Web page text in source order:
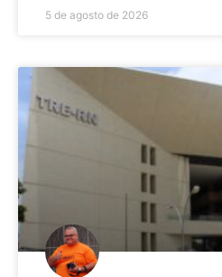
5 de agosto de 2026